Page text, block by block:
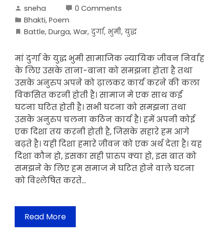
sneha
0 Comments
Bhakti, Poem
Battle, Durga, War, दुर्गा, भुमी, युद्ध
मां दुर्गा के युद्ध भुमी सामाजिक न्यायिक जीवन निर्वाह
के लिए उसके ताना-बाना को समझना होता है तथा
उसके अनुरुप अपने को ढ़ालकर कार्य करने की कला
विकसित करनी होती है। सामाज मे एक साथ कई
घटना घटित होती है। सभी घटना को समझना तथा
उसके अनुरुप चलना कठिन कार्य है। हमें अपनी कोई
एक दिशा तय करनी होती है, जिसके सहारे हम आगे
बढ़ते है। यही दिशा हमारे जीवन को एक अर्थ देता है। यह
दिशा कौन हो, इसका सही प्रारुप क्या हो, इस बात को
समझने के लिए हम समाज मे घटित होने वाले घटना
को विश्लेषित करते…
Read More